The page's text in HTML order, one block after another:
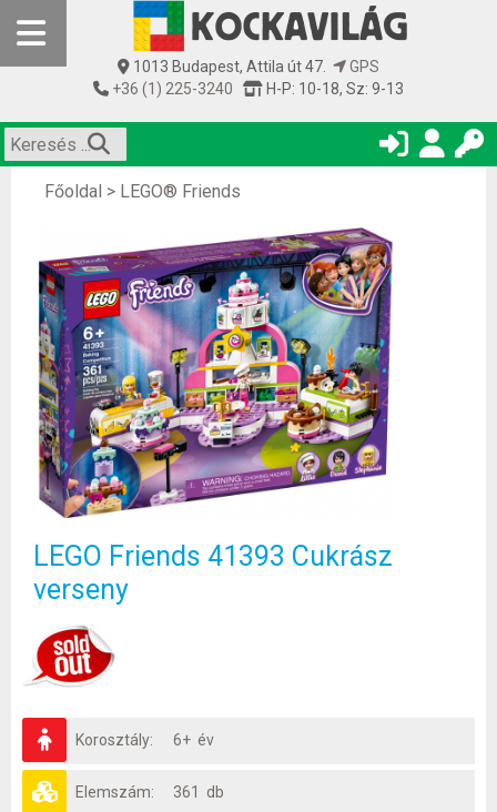
1013 Budapest, Attila út 47.
GPS
+36 (1) 225-3240
H-P: 10-18, Sz: 9-13
Főoldal > LEGO® Friends
LEGO Friends 41393 Cukrász
verseny
Korosztály: 6+ év
Elemszám: 361 db